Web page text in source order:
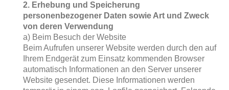
2. Erhebung und Speicherung
personenbezogener Daten sowie Art und Zweck
von deren Verwendung
a) Beim Besuch der Website
Beim Aufrufen unserer Website werden durch den auf
Ihrem Endgerät zum Einsatz kommenden Browser
automatisch Informationen an den Server unserer
Website gesendet. Diese Informationen werden